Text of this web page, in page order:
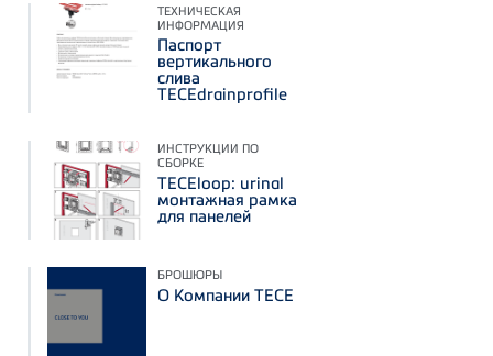
ТЕХНИЧЕСКАЯ
ИНФОРМАЦИЯ
Паспорт
вертикального
слива
TECEdrainprofile
ИНСТРУКЦИИ ПО
СБОРКЕ
TECEloop: urinal
монтажная рамка
для панелей
БРОШЮРЫ
О Компании ТЕСЕ